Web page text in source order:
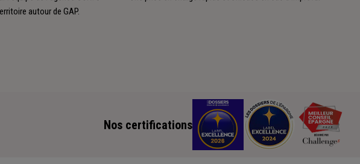
autour de GAP.
Nos certifications